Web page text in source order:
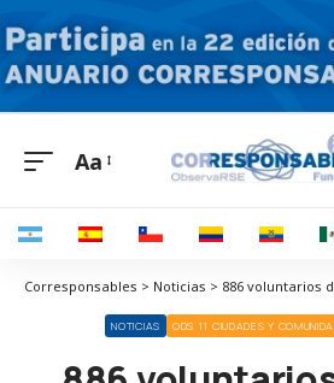
Aa
NOTICIAS ODS 11 CIUDADES Y